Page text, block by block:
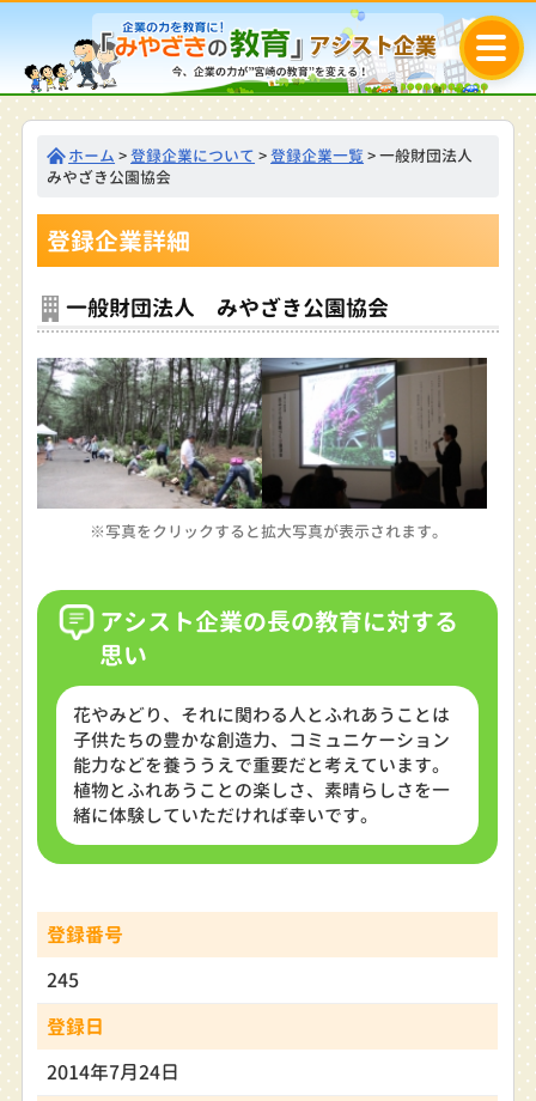
ホーム >登録企業について >登録企業一覧> 一般財団法人
みやざき公園協会
登録企業詳細
一般財団法人 みやざき公園協会
※写真をクリックすると拡大写真が表示されます。
アシスト企業の長の教育に対する
思い
花やみどり、それに関わる人とふれあうことは
子供たちの豊かな創造力、コミュニケーション
能力などを養ううえで重要だと考えています。
植物とふれあうことの楽しさ、素晴らしさを一
緒に体験していただければ幸いです。
登録番号
245
登録日
2014年7月24日